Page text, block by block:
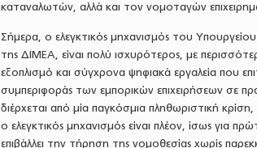
καταναλωτών, αλλά και τον νομοταγών
Σήμερα, ο ελεγκτικός μηχανισμός του
της ΔΙΜΕΑ, είναι πολύ ισχυρότερος, με
εξοπλισμό και σύγχρονα ψηφιακά εργαλεία που
συμπεριφοράς των εμπορικών επιχειρήσεων σε
διέρχεται από μία παγκόσμια πληθωριστική κρίση,
ο ελεγκτικός μηχανισμός είναι πλέον, ίσως για
επιβάλλει την τήρηση της νομοθεσίας χωρίς